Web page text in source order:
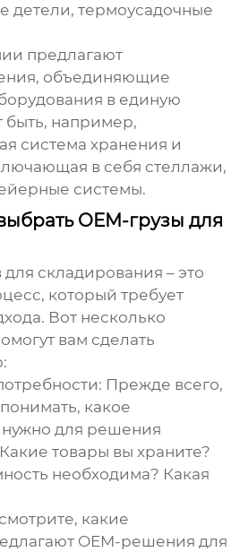
детели, термоусадочные
предлагают
объединяющие
в единую
быть, например,
система хранения и
в себя стеллажи,
системы.
OEM-грузы для
для складирования – это
который требует
Вот несколько
вам сделать
Прежде всего,
какое
для решения
товары вы храните?
необходима? Какая
какие
OEM-решения для